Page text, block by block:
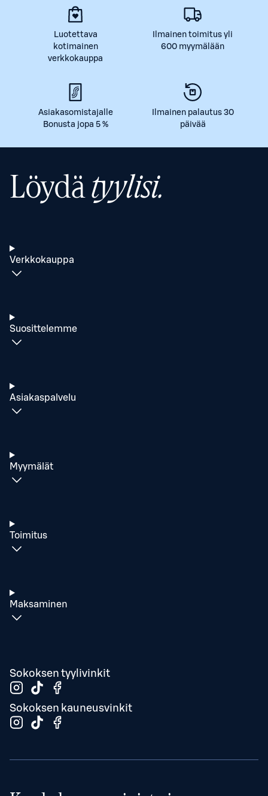
Luotettava
kotimainen
verkkokauppa
Ilmainen toimitus yli
600 myymälään
Asiakasomistajalle
Bonusta jopa 5 %
Ilmainen palautus 30
päivää
Löydätyylisi.
Verkkokauppa
Suosittelemme
Asiakaspalvelu
Myymälät
Toimitus
Maksaminen
Sokoksen tyylivinkit
Sokoksen kauneusvinkit